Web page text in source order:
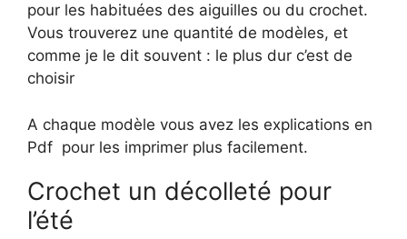
pour les habituées des aiguilles ou du crochet.
Vous trouverez une quantité de modèles, et
comme je le dit souvent : le plus dur c’est de
choisir
A chaque modèle vous avez les explications en
Pdf pour les imprimer plus facilement.
Crochet un décolleté pour
l’été